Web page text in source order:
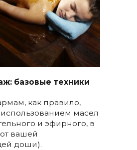
базовые техники
как правило,
масел
и эфирного, в
вашей
доши).